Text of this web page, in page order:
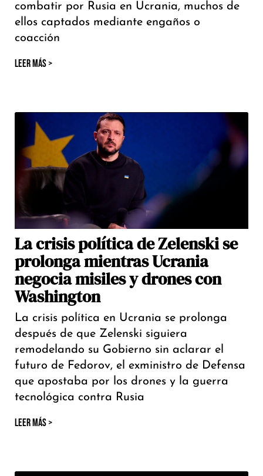
combatir por Rusia en Ucrania, muchos de
ellos captados mediante engaños o
coacción
LEER MÁS >
La crisis política de Zelenski se
prolonga mientras Ucrania
negocia misiles y drones con
Washington
La crisis política en Ucrania se prolonga
después de que Zelenski siguiera
remodelando su Gobierno sin aclarar el
futuro de Fedorov, el exministro de Defensa
que apostaba por los drones y la guerra
tecnológica contra Rusia
LEER MÁS >